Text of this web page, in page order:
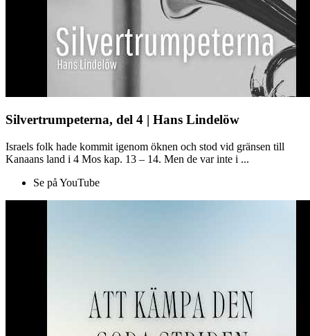
Silvertrumpeterna, del 4 | Hans Lindelöw
Israels folk hade kommit igenom öknen och stod vid gränsen till
Kanaans land i 4 Mos kap. 13 – 14. Men de var inte i ...
Se på YouTube